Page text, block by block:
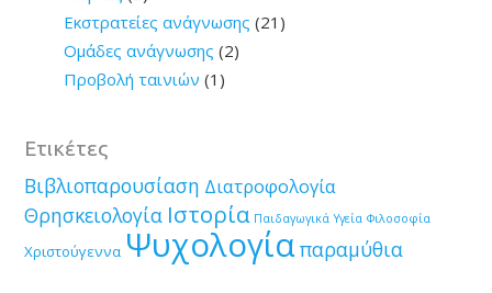
Εκστρατείες ανάγνωσης (21)
Ομάδες ανάγνωσης (2)
Προβολή ταινιών (1)
Ετικέτες
Βιβλιοπαρουσίαση Διατροφολογία
Θρησκειολογία Ιστορία Παιδαγωγικά Υγεία Φιλοσοφία
Χριστούγεννα Ψυχολογίαπαραμύθια